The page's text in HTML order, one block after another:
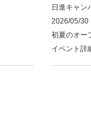
日進キャン
2026/05/30
初夏のオー
イベント詳